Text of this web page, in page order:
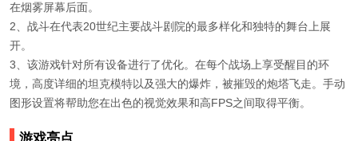
在烟雾屏幕后面。
2、战斗在代表20世纪主要战斗剧院的最多样化和独特的舞台上展
开。
3、该游戏针对所有设备进行了优化。在每个战场上享受醒目的环
境，高度详细的坦克模特以及强大的爆炸，被摧毁的炮塔飞走。手动
图形设置将帮助您在出色的视觉效果和高FPS之间取得平衡。